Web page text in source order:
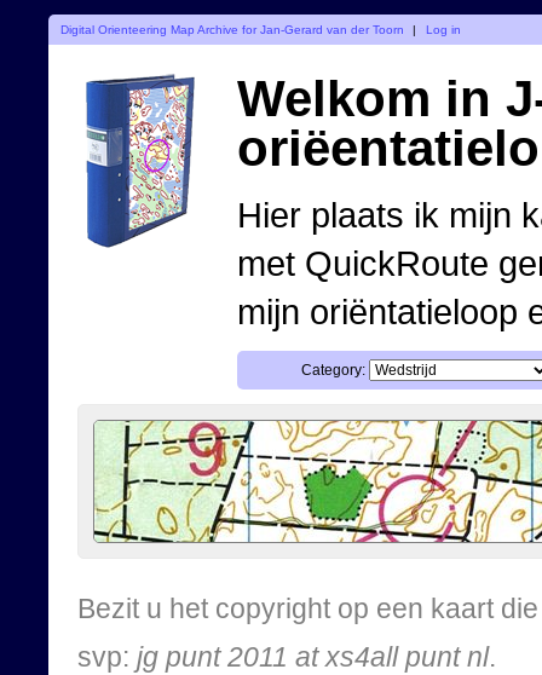
Digital Orienteering Map Archive for Jan-Gerard van der Toorn | Log in
Welkom in
Hier plaats ik mijn
met QuickRoute
mijn oriëntatieloop
Category:
Bezit u het copyright op een kaart
svp: jg punt 2011 at xs4all punt nl.